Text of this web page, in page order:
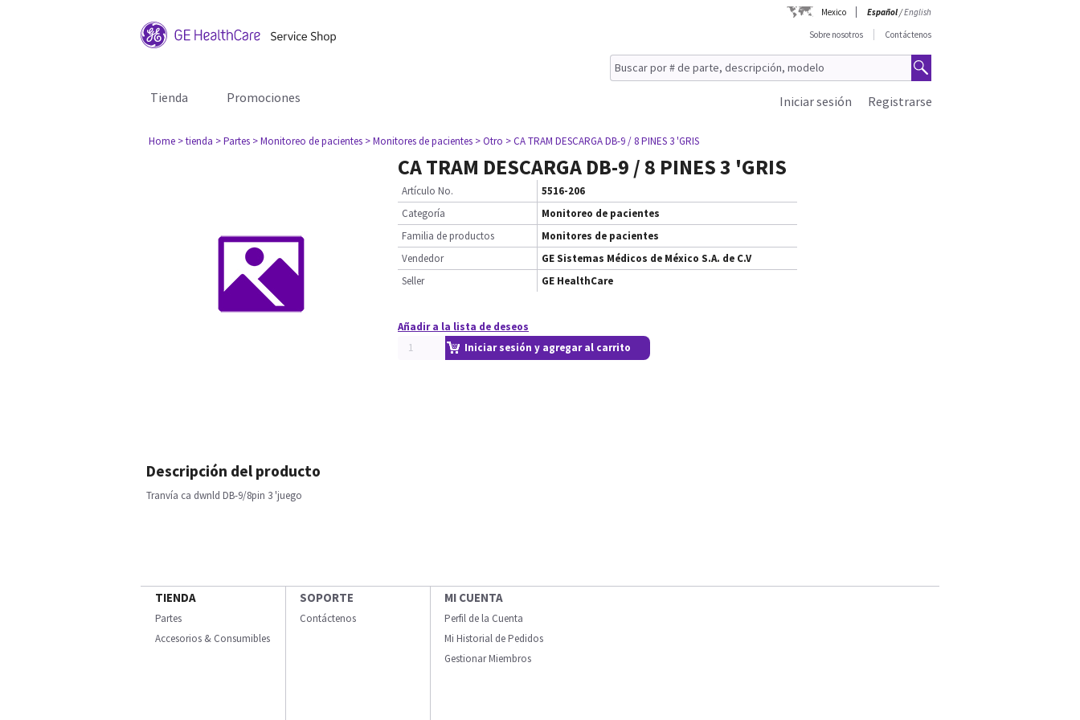
Mexico Español/English
Sobre nosotros
Contáctenos
Tienda Promociones Registrarse
Iniciar sesión
Home > tienda > Partes > Monitoreo de pacientes > Monitores de pacientes > Otro > CA TRAM DESCARGA DB-9 / 8 PINES 3 'GRIS
CA TRAM DESCARGA DB-9 / 8 PINES 3 'GRIS
Artículo No.
5516-206
Categoría
Monitoreo de pacientes
Familia de productos
Monitores de pacientes
Vendedor
GE Sistemas Médicos de México S.A. de C.V
Seller
GE HealthCare
Añadir a la lista de deseos
Iniciar sesión y agregar al carrito
Descripción del producto
Tranvía ca dwnld DB-9/8pin 3 'juego
TIENDA
Partes
Accesorios & Consumibles
SOPORTE
Contáctenos
MI CUENTA
Perfil de la Cuenta
Mi Historial de Pedidos
Gestionar Miembros